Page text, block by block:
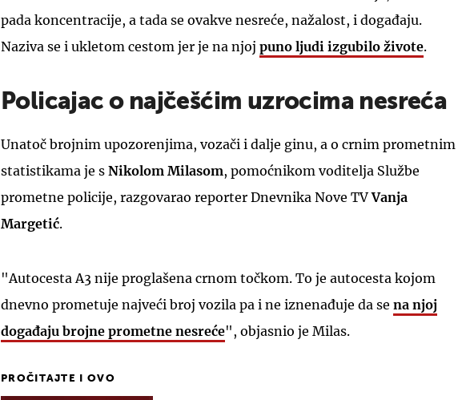
pada koncentracije, a tada se ovakve nesreće, nažalost, i događaju.
Naziva se i ukletom cestom jer je na njoj puno ljudi izgubilo živote.
Policajac o najčešćim uzrocima nesreća
Unatoč brojnim upozorenjima, vozači i dalje ginu, a o crnim prometnim
statistikama je s Nikolom Milasom, pomoćnikom voditelja Službe
prometne policije, razgovarao reporter Dnevnika Nove TVVanja
Margetić.
"Autocesta A3 nije proglašena crnom točkom. To je autocesta kojom
dnevno prometuje najveći broj vozila pa i ne iznenađuje da se na njoj
događaju brojne prometne nesreće", objasnio je Milas.
PROČITAJTE I OVO